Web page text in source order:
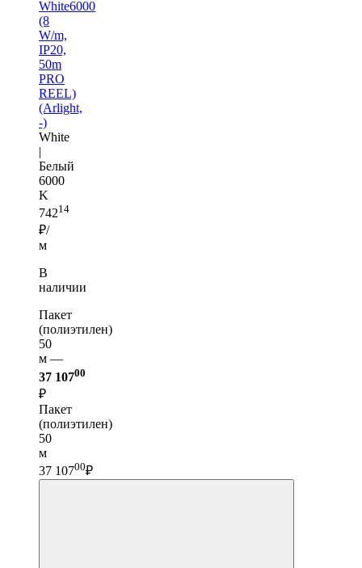
White6000
(8
W/m,
IP20,
50m
PRO
REEL)
(Arlight,
-)
White
|
Белый
6000
K
74214
₽/
м
В
наличии
Пакет
(полиэтилен)
50
м —
37 10700
₽
Пакет
(полиэтилен)
50
м
37 10700₽